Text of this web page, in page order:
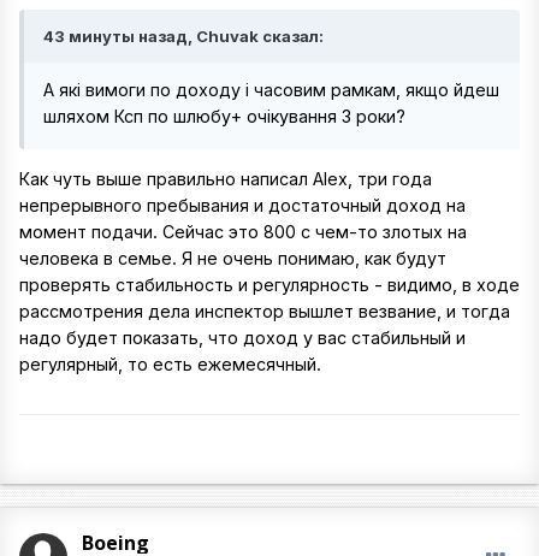
43 минуты назад, Chuvak сказал:
А які вимоги по доходу і часовим рамкам, якщо йдеш
шляхом Ксп по шлюбу+ очікування 3 роки?
Как чуть выше правильно написал Alex, три года
непрерывного пребывания и достаточный доход на
момент подачи. Сейчас это 800 с чем-то злотых на
человека в семье. Я не очень понимаю, как будут
проверять стабильность и регулярность - видимо, в ходе
рассмотрения дела инспектор вышлет везвание, и тогда
надо будет показать, что доход у вас стабильный и
регулярный, то есть ежемесячный.
Boeing